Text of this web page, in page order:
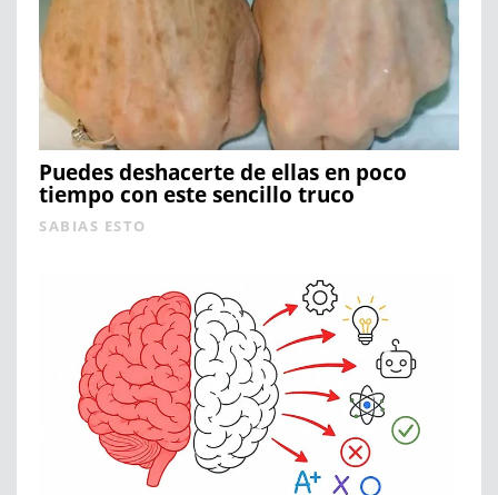
Puedes deshacerte de ellas en poco
tiempo con este sencillo truco
SABIAS ESTO